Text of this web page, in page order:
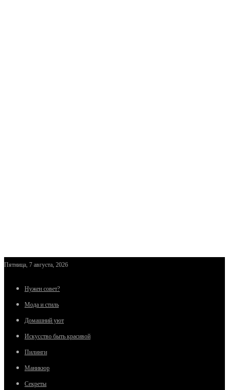
Пятница, 7 августа, 2026
Нужен совет?
Мода и стиль
Домашний уют
Искусство быть красивой
Пилинги
Маникюр
Секреты